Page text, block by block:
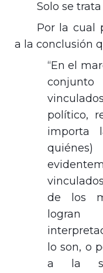
Solo se
Por la cual
a la conclusión
“En el
político,
importa
de los
lo son, o
a la